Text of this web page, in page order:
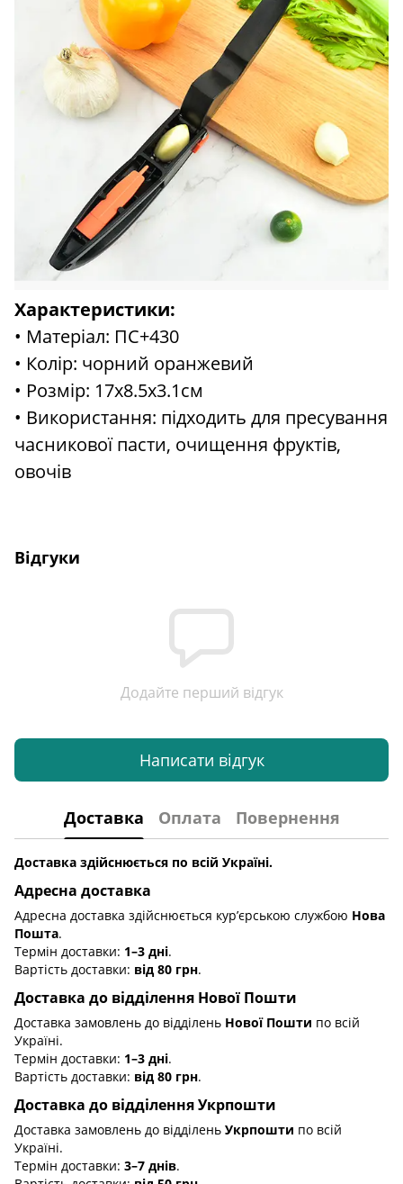
Характеристики:
• Матеріал: ПС+430
• Колір: чорний оранжевий
• Розмір: 17x8.5x3.1см
• Використання: підходить для пресування
часникової пасти, очищення фруктів,
овочів
Відгуки
Додайте перший відгук
Написати відгук
Доставка Оплата Повернення
Доставка здійснюється по всій Україні.
Адресна доставка
Адресна доставка здійснюється кур’єрською службою Нова
Пошта.
Термін доставки: 1–3 дні.
Вартість доставки: від 80 грн.
Доставка до відділення Нової Пошти
Доставка замовлень до відділень Нової Пошти по всій
Україні.
Термін доставки: 1–3 дні.
Вартість доставки: від 80 грн.
Доставка до відділення Укрпошти
Доставка замовлень до відділень Укрпошти по всій
Україні.
Термін доставки: 3–7 днів.